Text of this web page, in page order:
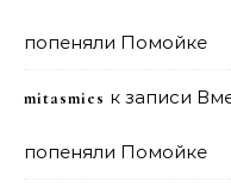
попеняли Помойке
mitasmies к записи
попеняли Помойке